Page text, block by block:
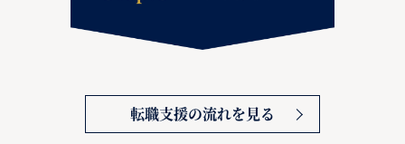
転職支援の流れを見る